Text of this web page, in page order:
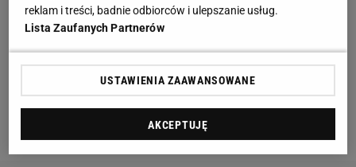
drugi występ w reprezentacji Polski. 18-latek jest
jednym z największych talentów w naszym futbolu i
daje nadzieje na to, że w przyszłości będzie ważnym
defensorem w kadrze. Co ciekawe, Potulski w
pierwszej połowie trafił do siatki po rzucie rożnym.
Wcześniej Nigeryjczycy strzelili gola na 1:0.
reklam i treści, badnie odbiorców i ulepszanie usług.
Lista Zaufanych Partnerów
USTAWIENIA ZAAWANSOWANE
AKCEPTUJĘ